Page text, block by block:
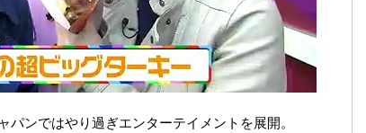
パンではやり過ぎエンターテイメントを展開。